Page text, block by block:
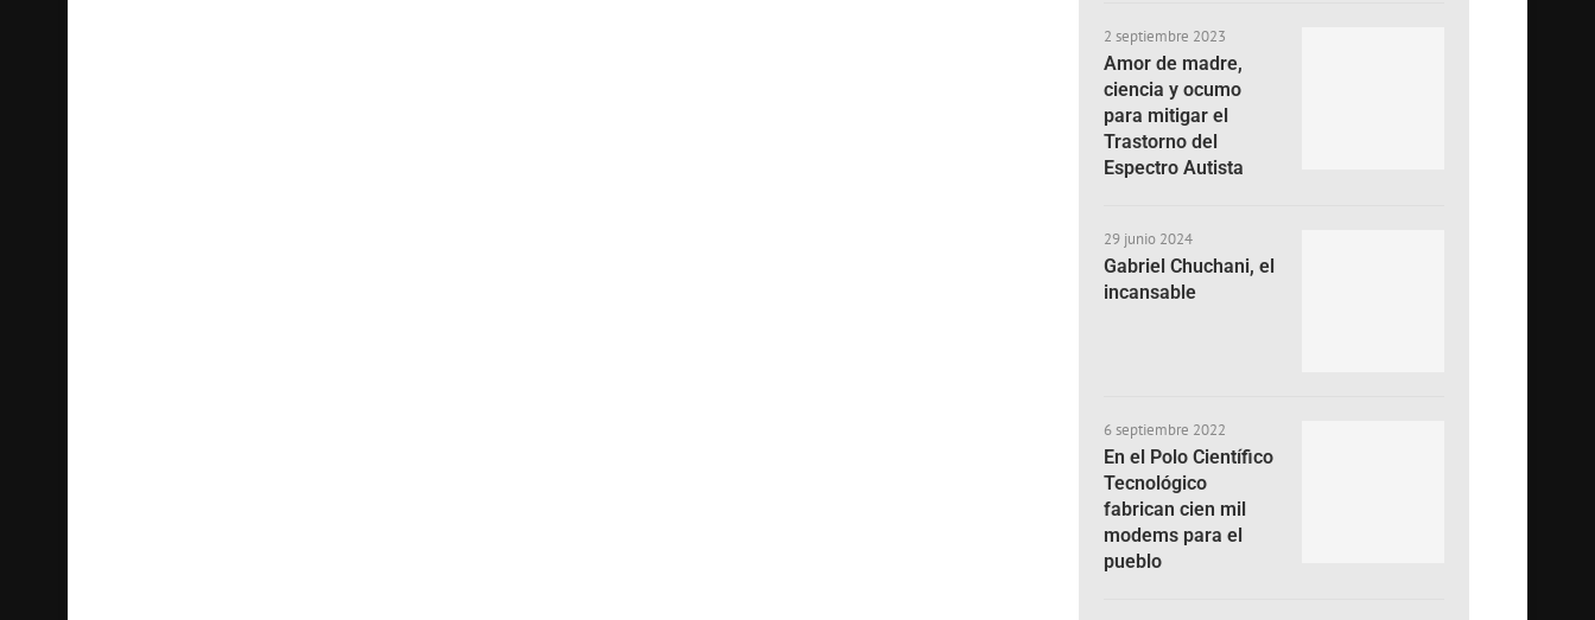
2 septiembre 2023
Amor de madre,
ciencia y ocumo
para mitigar el
Trastorno del
Espectro Autista
29 junio 2024
Gabriel Chuchani, el
incansable
6 septiembre 2022
En el Polo Científico
Tecnológico
fabrican cien mil
modems para el
pueblo